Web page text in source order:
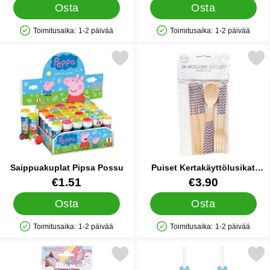
Osta
Saatavuus: Varastossa
Toimitusaika: 1-2 päivää
Osta
Saatavuus: Varastossa
Toimitusaika: 1-2 päivää
Saippuakuplat Pipsa Possu
Tuote.nro 29590
€1.51
Osta
Saatavuus: Varastossa
Toimitusaika: 1-2 päivää
Merkitse saippuakuplat Pipsa Possu suosikiksi
Puiset Kertakäyttölusikat
Zigzag Tummansininen
Tuote.nro 40991
€3.90
Osta
Saatavuus: Varastossa
Toimitusaika: 1-2 päivää
Merkitse puiset Kertakäyttölusikat
Merkitse siirtotatuoinnit Yksisarvinen suosikiksi
Merkitse pipsa Possu